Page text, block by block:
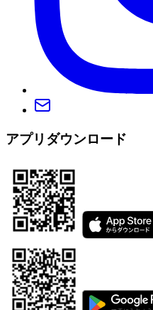
アプリダウンロード